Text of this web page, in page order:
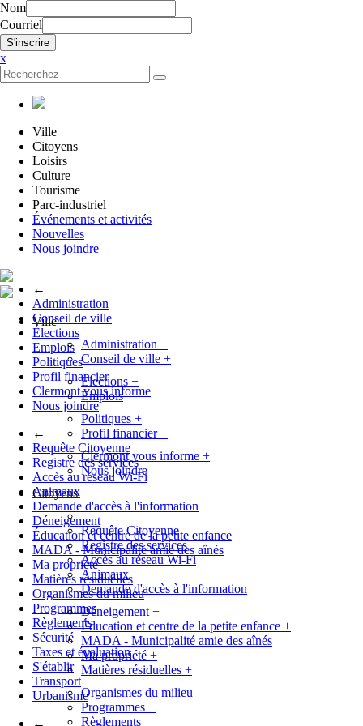
Nom
Courriel
x
Ville
Citoyens
Loisirs
Culture
Tourisme
Parc-industriel
Événements et activités
Nouvelles
Nous joindre
←
Administration
Conseil de ville
Élections
Emplois
Politiques
Profil financier
Clermont vous informe
Nous joindre
←
Requête Citoyenne
Registre des services
Accès au réseau Wi-Fi
Animaux
Demande d'accès à l'information
Déneigement
Éducation et centre de la petite enfance
MADA - Municipalité amie des aînés
Ma propriété
Matières résiduelles
Organismes du milieu
Programmes
Règlements
Sécurité
Taxes et évaluation
S'établir
Transport
Urbanisme
←
Ville
Administration +
Conseil de ville +
Élections +
Emplois
Politiques +
Profil financier+
Clermont vous informe +
Nous joindre
Citoyens
Requête Citoyenne
Registre des services
Accès au réseau Wi-Fi
Animaux
Demande d'accès à l'information
Déneigement +
Éducation et centre de la petite enfance +
MADA - Municipalité amie des aînés
Ma propriété +
Matières résiduelles +
Organismes du milieu
Programmes +
Règlements